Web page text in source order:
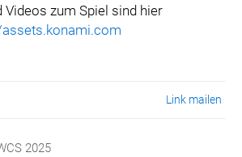
Videos zum Spiel sind hier
Link mailen
2025